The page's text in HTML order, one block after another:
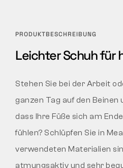
PRODUKTBESCHREIBUNG
Leichter Schuh für
Stehen Sie bei der Arbeit
ganzen Tag auf den Beinen
dass Ihre Füße sich am
fühlen? Schlüpfen Sie in
verwendeten Materialien
atmungsaktiv und sehr